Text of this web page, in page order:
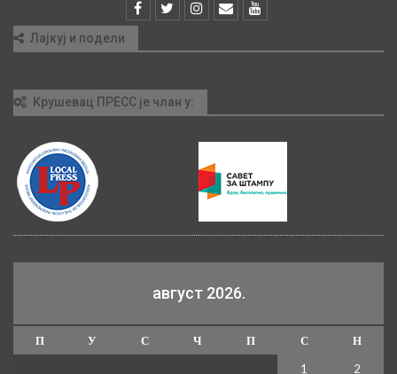
Лајкуј и подели
Крушевац ПРЕСС је члан у:
август 2026.
П У С Ч П С
Н
1
2